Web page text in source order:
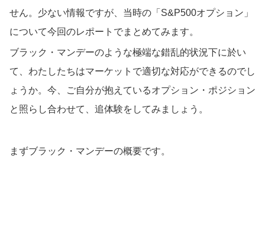
せん。少ない情報ですが、当時の「S&P500オプション」
について今回のレポートでまとめてみます。
ブラック・マンデーのような極端な錯乱的状況下に於い
て、わたしたちはマーケットで適切な対応ができるのでし
ょうか。今、ご自分が抱えているオプション・ポジション
と照らし合わせて、追体験をしてみましょう。
まずブラック・マンデーの概要です。